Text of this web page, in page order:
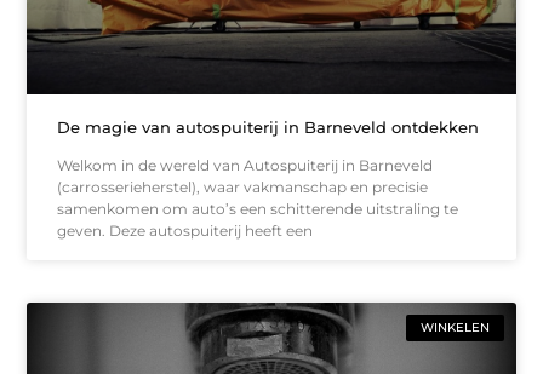
De magie van autospuiterij in Barneveld ontdekken
Welkom in de wereld van Autospuiterij in Barneveld
(carrosserieherstel), waar vakmanschap en precisie
samenkomen om auto’s een schitterende uitstraling te
geven. Deze autospuiterij heeft een
WINKELEN